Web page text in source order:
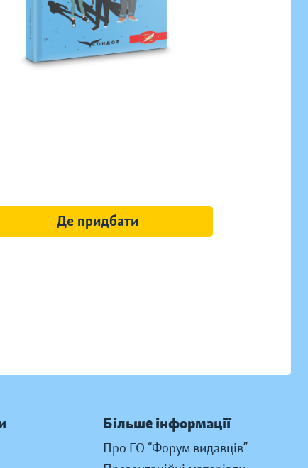
Де придбати
Більше інформації
Про ГО “Форум видавців”